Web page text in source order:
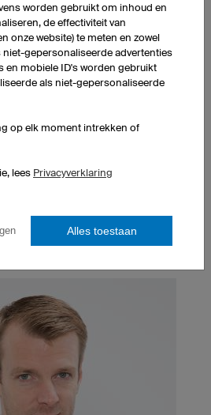
productie
van onzeexpress service
worden gebruikt om inhoud en
de effectiviteit van
onze website) te meten en zowel
gepersonaliseerde advertenties
en mobiele ID's worden gebruikt
als niet-gepersonaliseerde
op elk moment intrekken of
lees Privacyverklaring
Alles toestaan